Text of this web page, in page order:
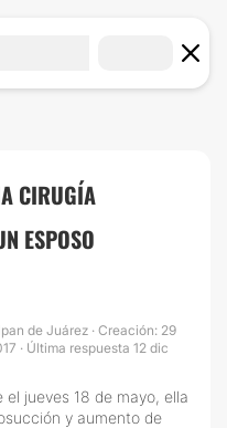
CIRUGÍA
ESPOSO
de Juárez · Creación: 29
· Última respuesta 12 dic
jueves 18 de mayo, ella
y aumento de